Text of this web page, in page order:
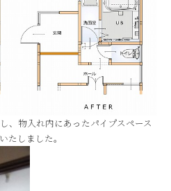
、物入れ内にあったパイプスペース
たしました。